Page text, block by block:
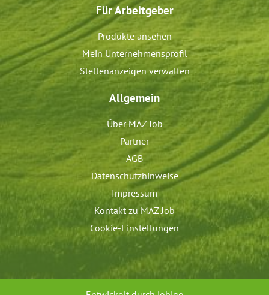
Für Arbeitgeber
Produkte ansehen
Mein Unternehmensprofil
Stellenanzeigen verwalten
Allgemein
Über MAZ Job
Partner
AGB
Datenschutzhinweise
Impressum
Kontakt zu MAZ Job
Cookie-Einstellungen